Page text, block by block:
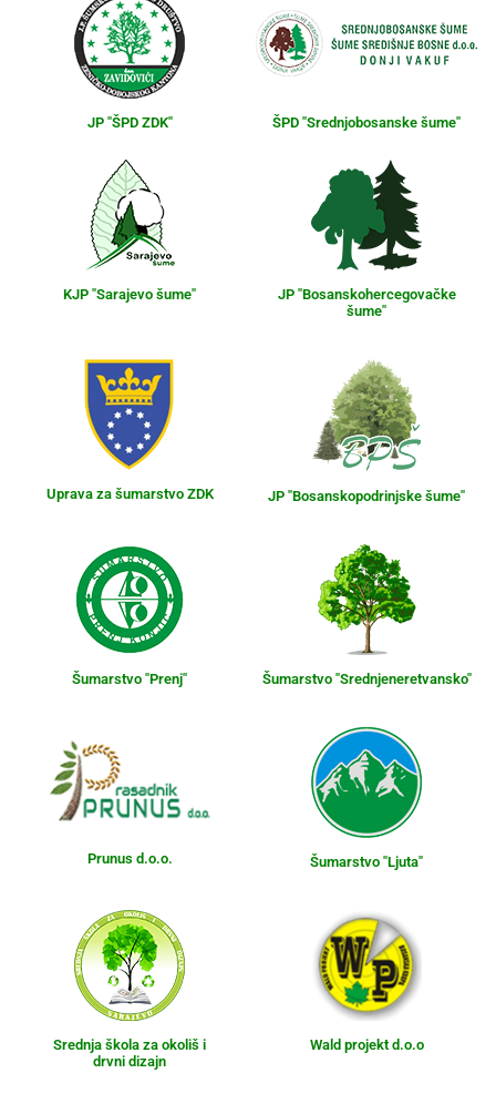
JP "ŠPD ZDK" ŠPD "Srednjobosanske šume"
KJP "Sarajevo šume"
JP "Bosanskohercegovačke
šume"
Uprava za šumarstvo ZDK JP "Bosanskopodrinjske šume"
Šumarstvo "Prenj" Šumarstvo "Srednjeneretvansko"
Prunus d.o.o. Šumarstvo "Ljuta"
Srednja škola za okoliš i
drvni dizajn
Wald projekt d.o.o